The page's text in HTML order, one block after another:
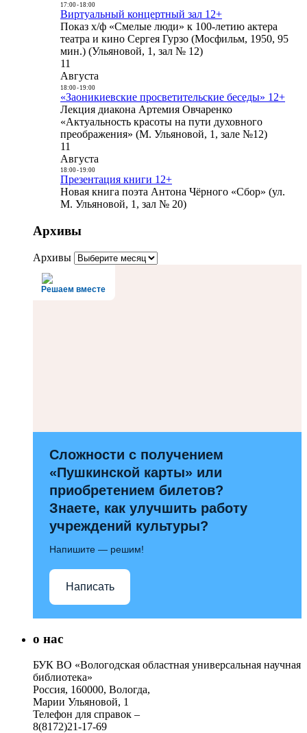
17:00- 18:00
Виртуальный концертный зал 12+
Показ х/ф «Смелые люди» к 100-летию актера
театра и кино Сергея Гурзо (Мосфильм, 1950, 95
мин.) (Ульяновой, 1, зал № 12)
11
Августа
18:00- 19:00
«Заоникиевские просветительские беседы» 12+
Лекция диакона Артемия Овчаренко
«Актуальность красоты на пути духовного
преображения» (М. Ульяновой, 1, зале №12)
11
Августа
18:00- 19:00
Презентация книги 12+
Новая книга поэта Антона Чёрного «Сбор» (ул.
М. Ульяновой, 1, зал № 20)
Архивы
Архивы
Решаем вместе
Сложности с получением
«Пушкинской карты» или
приобретением билетов?
Знаете, как улучшить работу
учреждений культуры?
Напишите — решим!
Написать
о нас
БУК ВО «Вологодская областная универсальная научная
библиотека»
Россия, 160000, Вологда,
Марии Ульяновой, 1
Телефон для справок –
8(8172)21-17-69